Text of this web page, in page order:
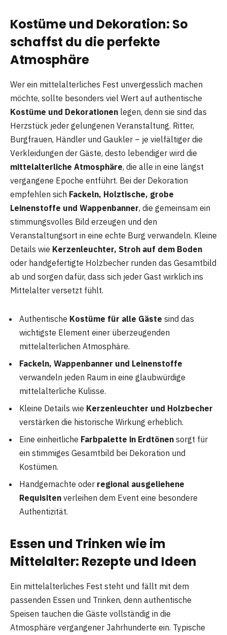
Kostüme und Dekoration: So
schaffst du die perfekte
Atmosphäre
Wer ein mittelalterliches Fest unvergesslich machen
möchte, sollte besonders viel Wert auf authentische
Kostüme und Dekorationen legen, denn sie sind das
Herzstück jeder gelungenen Veranstaltung. Ritter,
Burgfrauen, Händler und Gaukler – je vielfältiger die
Verkleidungen der Gäste, desto lebendiger wird die
mittelalterliche Atmosphäre, die alle in eine längst
vergangene Epoche entführt. Bei der Dekoration
empfehlen sich Fackeln, Holztische, grobe
Leinenstoffe und Wappenbanner, die gemeinsam ein
stimmungsvolles Bild erzeugen und den
Veranstaltungsort in eine echte Burg verwandeln. Kleine
Details wie Kerzenleuchter, Stroh auf dem Boden
oder handgefertigte Holzbecher runden das Gesamtbild
ab und sorgen dafür, dass sich jeder Gast wirklich ins
Mittelalter versetzt fühlt.
Authentische Kostüme für alle Gäste sind das
wichtigste Element einer überzeugenden
mittelalterlichen Atmosphäre.
Fackeln, Wappenbanner und Leinenstoffe
verwandeln jeden Raum in eine glaubwürdige
mittelalterliche Kulisse.
Kleine Details wie Kerzenleuchter und Holzbecher
verstärken die historische Wirkung erheblich.
Eine einheitliche Farbpalette in Erdtönen sorgt für
ein stimmiges Gesamtbild bei Dekoration und
Kostümen.
Handgemachte oder regional ausgeliehene
Requisiten verleihen dem Event eine besondere
Authentizität.
Essen und Trinken wie im
Mittelalter: Rezepte und Ideen
Ein mittelalterliches Fest steht und fällt mit dem
passenden Essen und Trinken, denn authentische
Speisen tauchen die Gäste vollständig in die
Atmosphäre vergangener Jahrhunderte ein. Typische